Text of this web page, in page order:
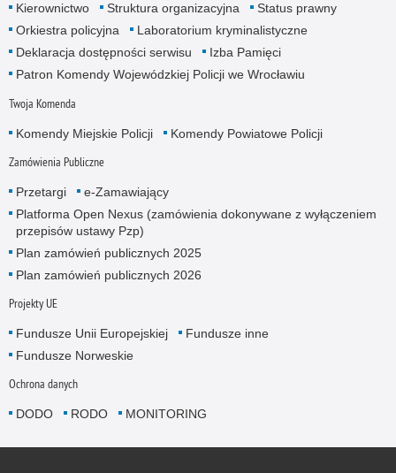
Kierownictwo Struktura organizacyjna
Status prawny
Orkiestra policyjna
Laboratorium kryminalistyczne
Deklaracja dostępności serwisu
Izba Pamięci
Patron Komendy Wojewódzkiej Policji we Wrocławiu
Twoja Komenda
Komendy Miejskie Policji Komendy Powiatowe Policji
Zamówienia Publiczne
Przetargi
e-Zamawiający
Platforma Open Nexus (zamówienia dokonywane z wyłączeniem
przepisów ustawy Pzp)
Plan zamówień publicznych 2025
Plan zamówień publicznych 2026
Projekty UE
Fundusze Unii Europejskiej
Fundusze inne
Fundusze Norweskie
Ochrona danych
DODO RODO MONITORING